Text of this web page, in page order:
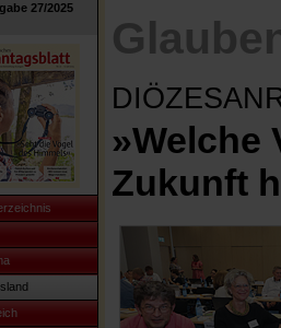
27/2025
»Welche
Zukunft